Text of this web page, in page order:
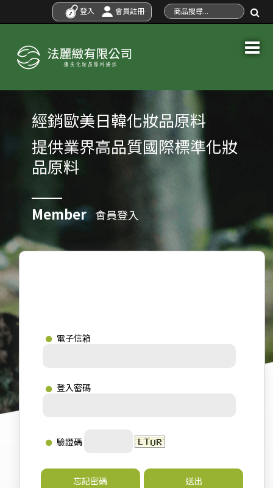
登入 會員註冊
經銷歐美日韓化妝品原料
提供業界高品質國際標準化妝
品原料
Member 會員登入
電子信箱
登入密碼
驗證碼
忘記密碼 送出